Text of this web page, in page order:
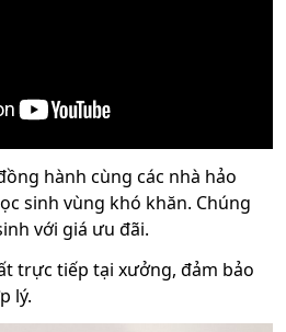
hành cùng các nhà hảo
sinh vùng khó khăn. Chúng
với giá ưu đãi.
trực tiếp tại xưởng, đảm bảo
lý.